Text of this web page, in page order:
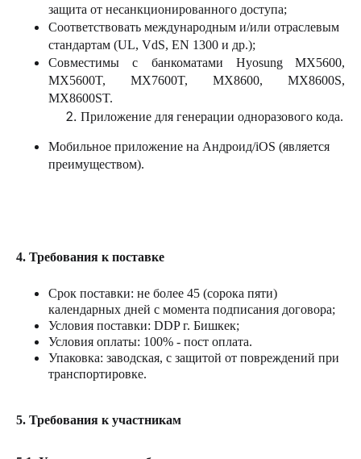
защита от несанкционированного доступа;
Соответствовать международным и/или отраслевым
стандартам (UL, VdS, EN 1300 и др.);
Совместимы с банкоматами Hyosung MX5600,
MX5600T, MX7600T, MX8600, MX8600S,
MX8600ST.
Приложение для генерации одноразового кода.
Мобильное приложение на Андроид/iOS (является
преимуществом).
4. Требования к поставке
Срок поставки: не более 45 (сорока пяти)
календарных дней с момента подписания договора;
Условия поставки: DDP г. Бишкек;
Условия оплаты: 100% - пост оплата.
Упаковка: заводская, с защитой от повреждений при
транспортировке.
5. Требования к участникам